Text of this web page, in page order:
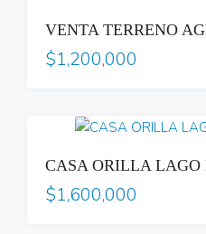
$1,200,000
CASA ORILLA LAGO
$1,600,000